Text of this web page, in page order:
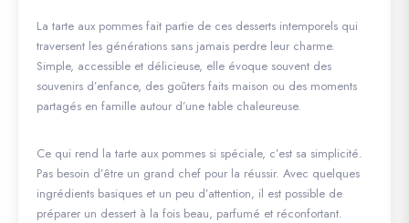
La tarte aux pommes fait partie de ces desserts intemporels qui
traversent les générations sans jamais perdre leur charme.
Simple, accessible et délicieuse, elle évoque souvent des
souvenirs d’enfance, des goûters faits maison ou des moments
partagés en famille autour d’une table chaleureuse.
Ce qui rend la tarte aux pommes si spéciale, c’est sa simplicité.
Pas besoin d’être un grand chef pour la réussir. Avec quelques
ingrédients basiques et un peu d’attention, il est possible de
préparer un dessert à la fois beau, parfumé et réconfortant.